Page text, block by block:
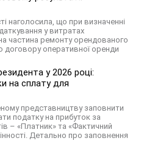
наголосила, що при визначенні
у витратах
частина ремонту орендованого
договору оперативної оренди
у 2026 році:
на сплату для
представництву заповнити
податку на прибуток за
– «Платник» та «Фактичний
Детально про заповнення